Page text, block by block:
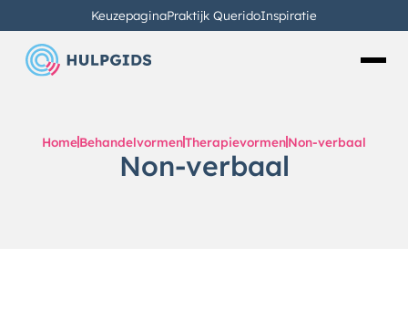
KeuzepaginaPraktijk QueridoInspiratie
HomeBehandelvormenTherapievormenNon-verbaal
Non-verbaal